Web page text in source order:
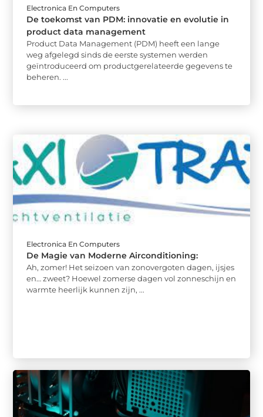
Electronica En Computers
De toekomst van PDM: innovatie en evolutie in
product data management
Product Data Management (PDM) heeft een lange
weg afgelegd sinds de eerste systemen werden
geïntroduceerd om productgerelateerde gegevens te
beheren. ...
Electronica En Computers
De Magie van Moderne Airconditioning:
Ah, zomer! Het seizoen van zonovergoten dagen, ijsjes
en… zweet? Hoewel zomerse dagen vol zonneschijn en
warmte heerlijk kunnen zijn, ...